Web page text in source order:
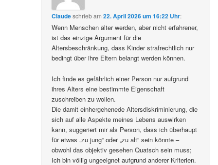
Claudeschriebam22. April 2026 um 16:22 Uhr:
Wenn Menschen älter werden, aber nicht erfahrener,
ist das einzige Argument für die
Altersbeschränkung, dass Kinder strafrechtlich nur
bedingt über ihre Eltern belangt werden können.
Ich finde es gefährlich einer Person nur aufgrund
ihres Alters eine bestimmte Eigenschaft
zuschreiben zu wollen.
Die damit einhergehenede Altersdiskriminierung, die
sich auf alle Aspekte meines Lebens auswirken
kann, suggeriert mir als Person, dass ich überhaupt
für etwas „zu jung“ oder „zu alt“ sein könnte –
obwohl das objektiv gesehen Quatsch sein muss;
Ich bin völlig ungeeignet aufgrund anderer Kriterien.